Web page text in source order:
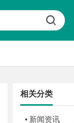
相关分类
• 新闻资讯